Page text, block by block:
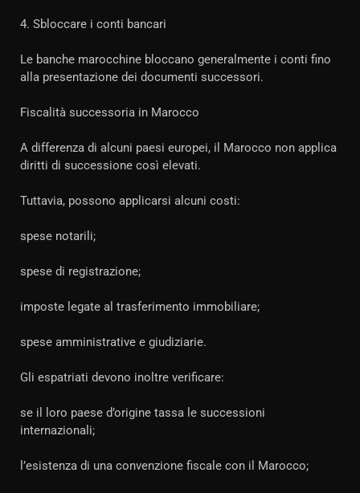
4. Sbloccare i conti bancari
Le banche marocchine bloccano generalmente i conti fino
alla presentazione dei documenti successori.
Fiscalità successoria in Marocco
A differenza di alcuni paesi europei, il Marocco non applica
diritti di successione così elevati.
Tuttavia, possono applicarsi alcuni costi:
spese notarili;
spese di registrazione;
imposte legate al trasferimento immobiliare;
spese amministrative e giudiziarie.
Gli espatriati devono inoltre verificare:
se il loro paese d’origine tassa le successioni
internazionali;
l’esistenza di una convenzione fiscale con il Marocco;